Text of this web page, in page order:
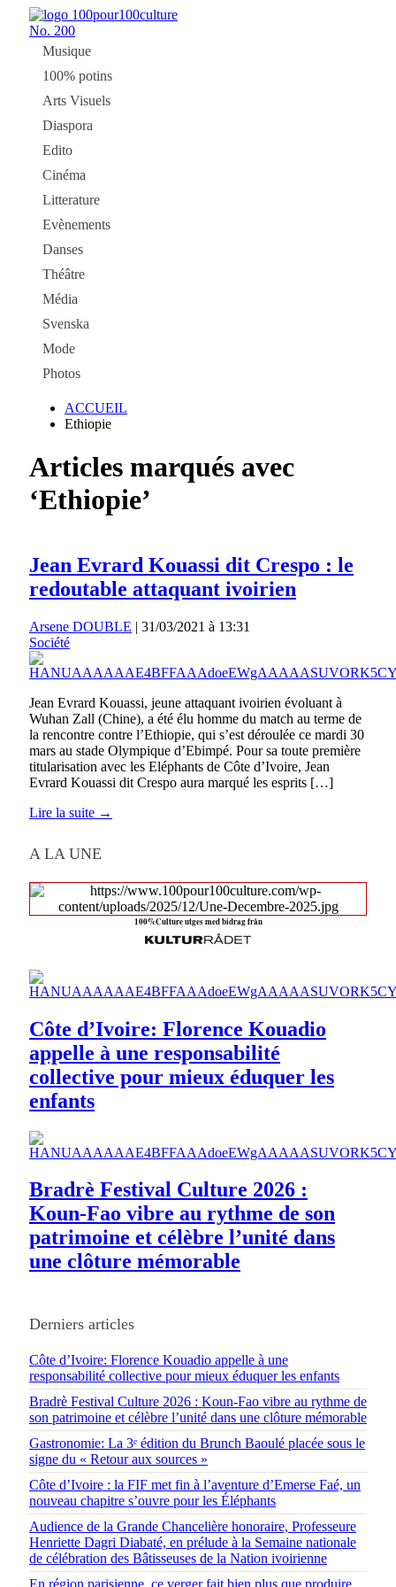
No. 200
Musique
100% potins
Arts Visuels
Diaspora
Edito
Cinéma
Litterature
Evènements
Danses
Théâtre
Média
Svenska
Mode
Photos
ACCUEIL
Ethiopie
Articles marqués avec
‘Ethiopie’
Jean Evrard Kouassi dit Crespo : le
redoutable attaquant ivoirien
Arsene DOUBLE | 31/03/2021 à 13:31
Société
Jean Evrard Kouassi, jeune attaquant ivoirien évoluant à
Wuhan Zall (Chine), a été élu homme du match au terme de
la rencontre contre l’Ethiopie, qui s’est déroulée ce mardi 30
mars au stade Olympique d’Ebimpé. Pour sa toute première
titularisation avec les Eléphants de Côte d’Ivoire, Jean
Evrard Kouassi dit Crespo aura marqué les esprits […]
Lire la suite →
A LA UNE
100%Culture utges med bidrag från
Côte d’Ivoire: Florence Kouadio
appelle à une responsabilité
collective pour mieux éduquer les
enfants
Bradrè Festival Culture 2026 :
Koun-Fao vibre au rythme de son
patrimoine et célèbre l’unité dans
une clôture mémorable
Derniers articles
Côte d’Ivoire: Florence Kouadio appelle à une
responsabilité collective pour mieux éduquer les enfants
Bradrè Festival Culture 2026 : Koun-Fao vibre au rythme de
son patrimoine et célèbre l’unité dans une clôture mémorable
Gastronomie: La 3ᵉ édition du Brunch Baoulé placée sous le
signe du « Retour aux sources »
Côte d’Ivoire : la FIF met fin à l’aventure d’Emerse Faé, un
nouveau chapitre s’ouvre pour les Éléphants
Audience de la Grande Chancelière honoraire, Professeure
Henriette Dagri Diabaté, en prélude à la Semaine nationale
de célébration des Bâtisseuses de la Nation ivoirienne